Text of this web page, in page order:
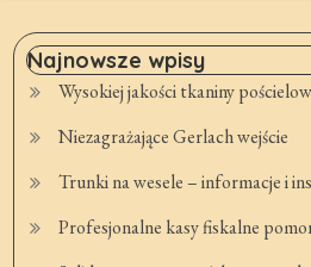
Najnowsze wpisy
Wysokiej jakości tkaniny
Niezagrażające Gerlach wejście
Trunki na wesele – informacje i
Profesjonalne kasy fiskalne